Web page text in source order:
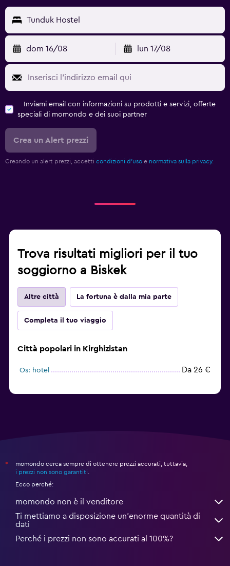
Tunduk Hostel
dom 16/08 lun 17/08
Inviami email con informazioni su prodotti e servizi, offerte
speciali di momondo e dei suoi partner
Crea un Alert prezzi
Creando un alert prezzi, accetti condizioni d'uso e normativa sulla privacy.
Trova risultati migliori per il tuo
soggiorno a Biskek
Altre città La fortuna è dalla mia parte
Completa il tuo viaggio
Città popolari in Kirghizistan
Os: hotel Da 26 €
*
momondo cerca sempre di ottenere prezzi accurati, tuttavia,
i prezzi non sono garantiti
Ecco perché:
momondo non è il venditore
Ti mettiamo a disposizione un’enorme quantità di
dati
Perché i prezzi non sono accurati al 100%?